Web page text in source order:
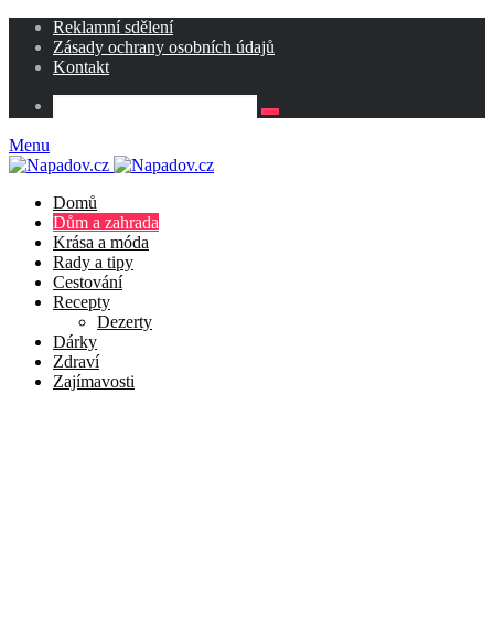
Reklamní sdělení
Zásady ochrany osobních údajů
Kontakt
Menu
Domů
Dům a zahrada
Krása a móda
Rady a tipy
Cestování
Recepty
Dezerty
Dárky
Zdraví
Zajímavosti